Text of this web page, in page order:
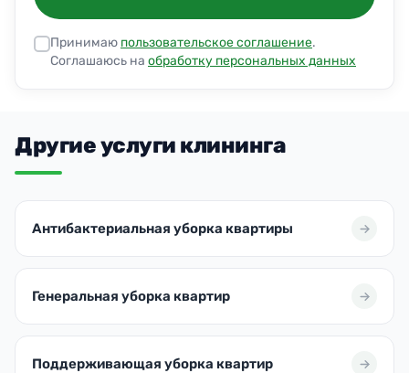
Принимаю пользовательское соглашение.
Соглашаюсь на обработку персональных данных
Другие услуги клининга
Антибактериальная уборка квартиры
Генеральная уборка квартир
Поддерживающая уборка квартир